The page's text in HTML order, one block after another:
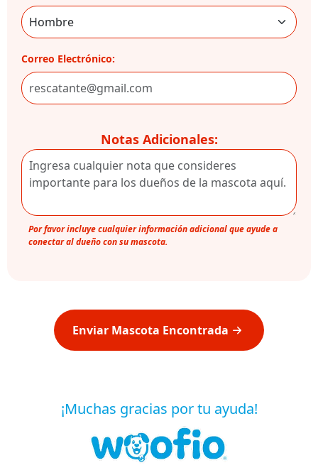
Correo Electrónico:
Notas Adicionales:
Por favor incluye cualquier información adicional que ayude a
conectar al dueño con su mascota.
Enviar Mascota Encontrada
¡Muchas gracias por tu ayuda!